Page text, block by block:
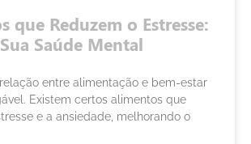
que Reduzem o Estresse:
Saúde Mental
entre alimentação e bem-estar
Existem certos alimentos que
e a ansiedade, melhorando o